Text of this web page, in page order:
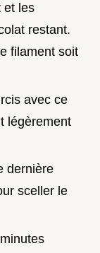
et les
restant.
filament soit
avec ce
légèrement
dernière
sceller le
minutes